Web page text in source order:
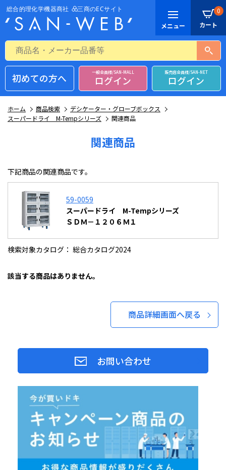
0
初めての方へ 一般会員様/SAN-MALL
ログイン
販売店会員様/SAN-NET
ログイン
ホーム 商品検索
デシケーター・グローブボックス
スーパードライ M-Tempシリーズ
関連商品
関連商品
下記商品の関連商品です。
59-0059
スーパードライ M-Tempシリーズ
ＳＤＭ－１２０６Ｍ１
検索対象カタログ： 総合カタログ2024
該当する商品はありません。
商品詳細画面へ戻る
お問い合わせ